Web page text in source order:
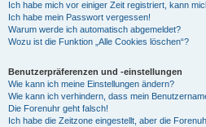
Ich habe mich vor einiger Zeit registriert, kann
Ich habe mein Passwort vergessen!
Warum werde ich automatisch abgemeldet?
Wozu ist die Funktion „Alle Cookies löschen“?
Benutzerpräferenzen und -einstellungen
Wie kann ich meine Einstellungen ändern?
Wie kann ich verhindern, dass mein
Die Forenuhr geht falsch!
Ich habe die Zeitzone eingestellt, aber die